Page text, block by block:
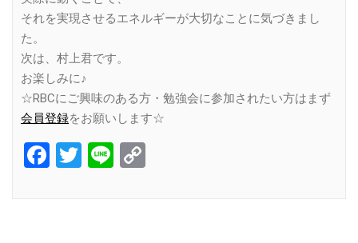
それを実現させるエネルギーが大切なことに気づきまし
た。
次は、村上君です。
お楽しみに♪
☆RBCにご興味のある方・勉強会に参加されたい方はまず
会員登録をお願いします☆
Facebook
Twitter
Line